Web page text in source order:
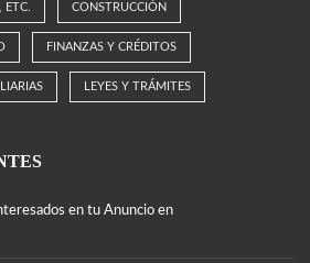
ETC. CONSTRUCCIÓN
FINANZAS Y CRÉDITOS
LEYES Y TRÁMITES
en tu Anuncio en